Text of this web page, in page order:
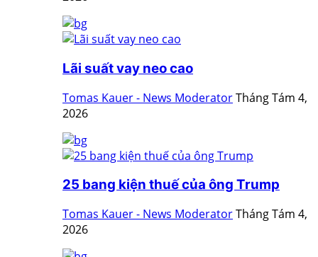
Lãi suất vay neo cao
Tomas Kauer - News ModeratorTháng Tám 4,
2026
25 bang kiện thuế của ông Trump
Tomas Kauer - News ModeratorTháng Tám 4,
2026